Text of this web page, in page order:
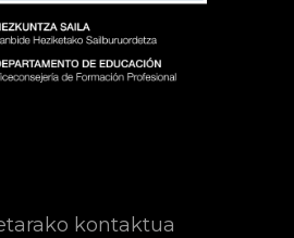
kontaktua